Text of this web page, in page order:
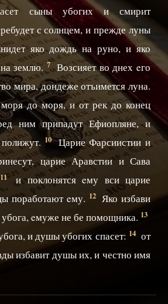
сыны убогих и смирит
с солнцем, и прежде луны
яко дождь на руно, и яко
землю. 7 Возсияет во днех eго
мира, дондеже отъимется луна.
до моря, и от рек до конец
ним припадут Ефиопляне, и
10 Царие Фарсиистии и
царие Аравстии и Сава
11
и поклонятся eму вси царие
поработают eму. 12 Яко избави
eмуже не бе помощника. 13
и душы убогих спасет: 14 от
избавит душы их, и честно имя